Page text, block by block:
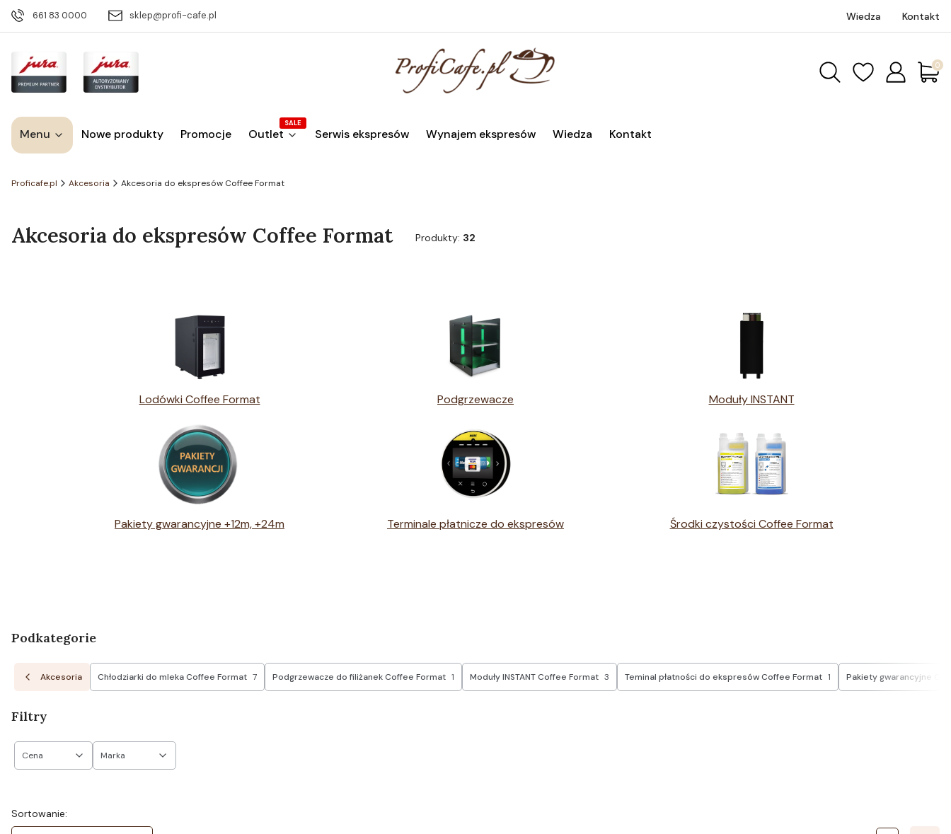
661 83 0000 sklep@profi-cafe.pl Wiedza Kontakt
Menu Nowe produkty Promocje Outlet
SALE
Serwis ekspresów Wynajem ekspresów Wiedza Kontakt
Proficafe.pl Akcesoria Akcesoria do ekspresów Coffee Format
Akcesoria do ekspresów Coffee Format Produkty: 32
Lodówki Coffee Format Podgrzewacze Moduły INSTANT
Pakiety gwarancyjne +12m, +24m Terminale płatnicze do ekspresów Środki czystości Coffee Format
Podkategorie
Akcesoria Chłodziarki do mleka Coffee Format 7 Podgrzewacze do filiżanek Coffee Format 1 Moduły INSTANT Coffee Format 3 Teminal płatności do ekspresów Coffee Format 1 Pakiety gwarancyjne
Filtry
Cena Marka
Lista produktów
Sortowanie: